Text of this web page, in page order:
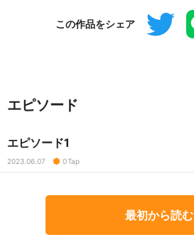
この作品をシェア
エピソード
エピソード1
2023.06.07 0Tap
最初から読む